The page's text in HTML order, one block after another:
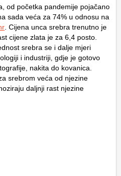
od početka pandemije pojačano
sada veća za 74% u odnosu na
. Cijena unca srebra trenutno je
cijene zlata je za 6,4 posto.
srebra se i dalje mjeri
i industriji, gdje je gotovo
nakita do kovanica.
srebrom veća od njezine
daljnji rast njezine